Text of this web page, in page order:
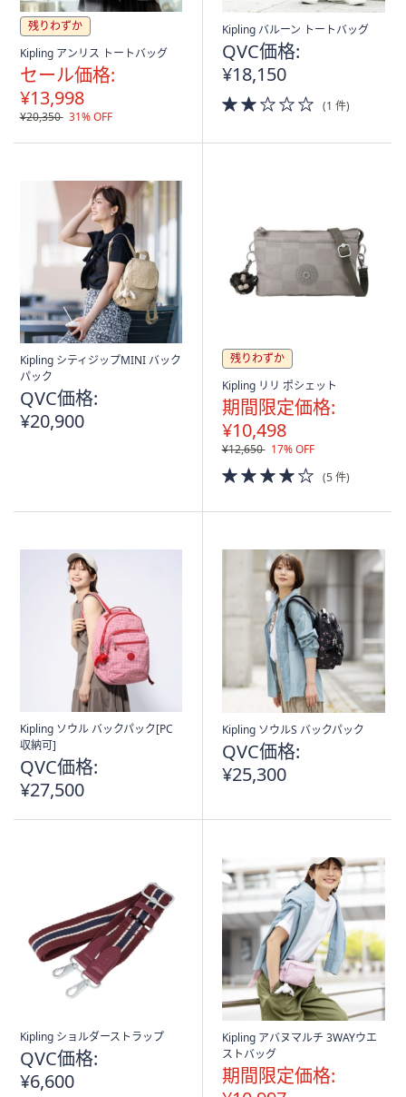
残りわずか
Kipling アンリス トートバッグ
セール価格:
¥13,998
¥20,350 31% OFF
Kipling バルーン トートバッグ
QVC価格:
¥18,150
2.0
of
Stars
(1 件)
Kipling シティジップMINI バック
パック
QVC価格:
¥20,900
残りわずか
Kipling リリ ポシェット
期間限定価格:
¥10,498
¥12,650 17% OFF
4.0
of
(5 件)
Kipling ソウル バックパック[PC
収納可]
QVC価格:
¥27,500
Kipling ソウルS バックパック
QVC価格:
¥25,300
Kipling ショルダーストラップ
QVC価格:
¥6,600
Kipling アバヌマルチ 3WAYウエ
ストバッグ
期間限定価格: